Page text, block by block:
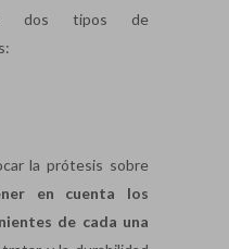
dos tipos de
la prótesis sobre
en cuenta los
de cada una